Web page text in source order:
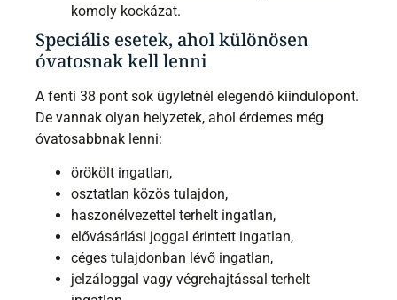
komoly kockázat.
Speciális esetek, ahol különösen
óvatosnak kell lenni
A fenti 38 pont sok ügyletnél elegendő kiindulópont.
De vannak olyan helyzetek, ahol érdemes még
óvatosabbnak lenni:
örökölt ingatlan,
osztatlan közös tulajdon,
haszonélvezettel terhelt ingatlan,
elővásárlási joggal érintett ingatlan,
céges tulajdonban lévő ingatlan,
jelzáloggal vagy végrehajtással terhelt